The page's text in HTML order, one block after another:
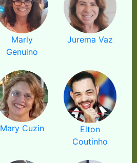
Marly
Genuino
Jurema Vaz
Mary Cuzin
Elton
Coutinho